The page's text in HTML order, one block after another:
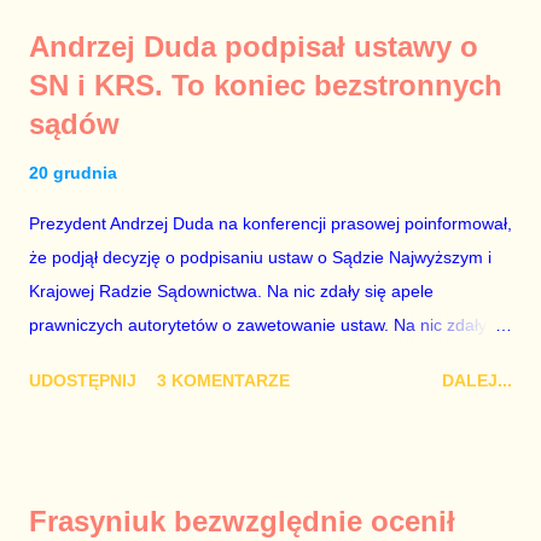
PiS, a następnie uzyskują stanowiska w spółkach Skarbu
Państwa ze względu na to, że partia PiS obsadziła zarządy
tych spółek i wymienia profesjonalistów na kadry partyjne.
które zawsze może się zdarzyć, a polegającym na tym, że
osoba z kwalifikacjami wpłaca na partię polityczną, a następnie
obejmuje prace w spółce, która jest zarządzana pośrednio
przez ta partię. Przeciwnie. Przedstawienie pierwszej gr...
Andrzej Duda podpisał ustawy o
SN i KRS. To koniec bezstronnych
sądów
20 grudnia
Prezydent Andrzej Duda na konferencji prasowej poinformował,
że podjął decyzję o podpisaniu ustaw o Sądzie Najwyższym i
Krajowej Radzie Sądownictwa. Na nic zdały się apele
prawniczych autorytetów o zawetowanie ustaw. Na nic zdały
ostatecznie zniszczy niezależność sądów od woli polityków. To
Ziobro. Żenujące są tłumaczenia Dudy, że podpisał ustawy, bo
UDOSTĘPNIJ 3 KOMENTARZE DALEJ...
Frasyniuk bezwzględnie ocenił